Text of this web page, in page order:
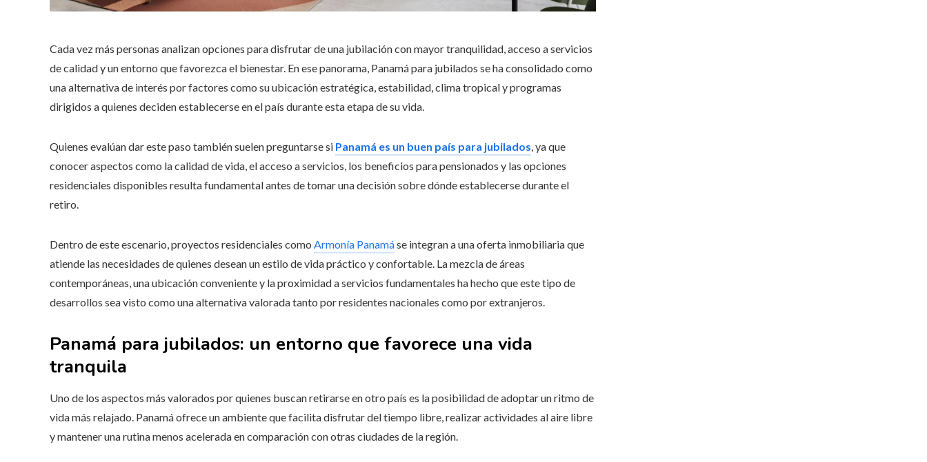
Cada vez más personas analizan opciones para disfrutar de una jubilación con mayor tranquilidad, acceso a servicios
de calidad y un entorno que favorezca el bienestar. En ese panorama, Panamá para jubilados se ha consolidado como
una alternativa de interés por factores como su ubicación estratégica, estabilidad, clima tropical y programas
dirigidos a quienes deciden establecerse en el país durante esta etapa de su vida.
Quienes evalúan dar este paso también suelen preguntarse si Panamá es un buen país para jubilados , ya que
conocer aspectos como la calidad de vida, el acceso a servicios, los beneficios para pensionados y las opciones
residenciales disponibles resulta fundamental antes de tomar una decisión sobre dónde establecerse durante el
retiro.
Dentro de este escenario, proyectos residenciales como Armonía Panamáse integran a una oferta inmobiliaria que
atiende las necesidades de quienes desean un estilo de vida práctico y confortable. La mezcla de áreas
contemporáneas, una ubicación conveniente y la proximidad a servicios fundamentales ha hecho que este tipo de
desarrollos sea visto como una alternativa valorada tanto por residentes nacionales como por extranjeros.
Panamá para jubilados: un entorno que favorece una vida
tranquila
Uno de los aspectos más valorados por quienes buscan retirarse en otro país es la posibilidad de adoptar un ritmo de
vida más relajado. Panamá ofrece un ambiente que facilita disfrutar del tiempo libre, realizar actividades al aire libre
y mantener una rutina menos acelerada en comparación con otras ciudades de la región.